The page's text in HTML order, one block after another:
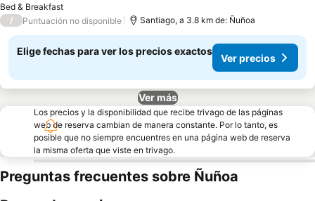
Bed & Breakfast
/ Puntuación no disponible Santiago, a 3.8 km de: Ñuñoa
Elige fechas para ver los precios exactos
Ver precios
Ver más
Los precios y la disponibilidad que recibe trivago de las páginas
web de reserva cambian de manera constante. Por lo tanto, es
posible que no siempre encuentres en una página web de reserva
la misma oferta que viste en trivago.
Preguntas frecuentes sobre Ñuñoa